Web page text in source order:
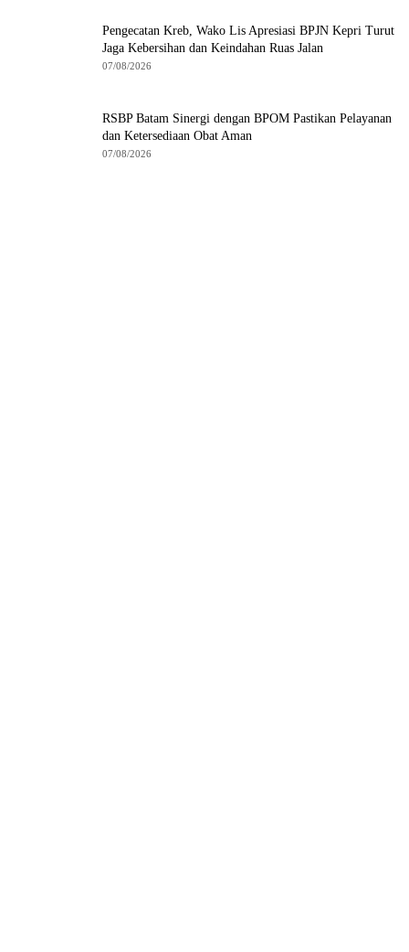
Pengecatan Kreb, Wako Lis Apresiasi BPJN Kepri Turut
Jaga Kebersihan dan Keindahan Ruas Jalan
07/08/2026
RSBP Batam Sinergi dengan BPOM Pastikan Pelayanan
dan Ketersediaan Obat Aman
07/08/2026